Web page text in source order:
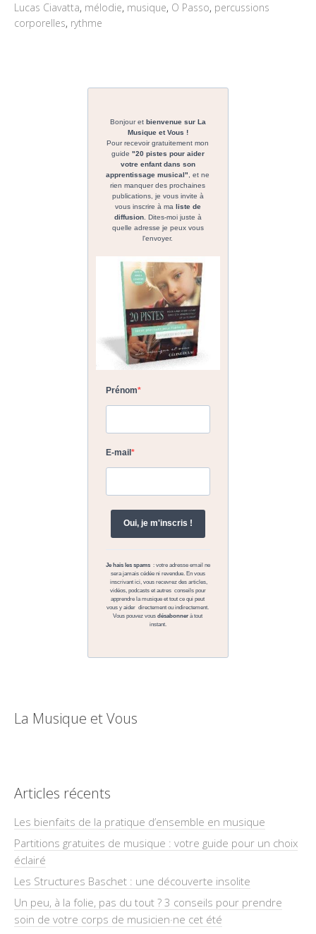
Lucas Ciavatta, mélodie, musique, O Passo, percussions
corporelles, rythme
La Musique et Vous
Articles récents
Les bienfaits de la pratique d’ensemble en musique
Partitions gratuites de musique : votre guide pour un choix
éclairé
Les Structures Baschet : une découverte insolite
Un peu, à la folie, pas du tout ? 3 conseils pour prendre
soin de votre corps de musicien·ne cet été